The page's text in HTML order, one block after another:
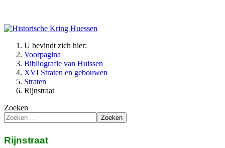
U bevindt zich hier:
Voorpagina
Bibliografie van Huissen
XVI Straten en gebouwen
Straten
Rijnstraat
Zoeken
Zoeken
Rijnstraat